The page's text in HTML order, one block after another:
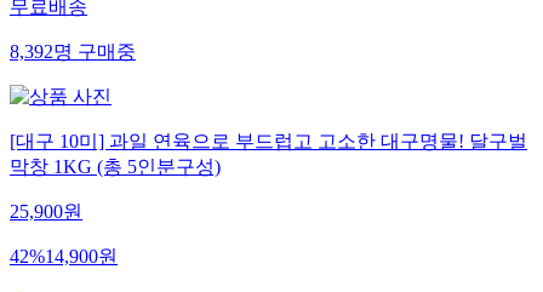
무료배송
8,392명구매중
[대구 10미] 과일 연육으로 부드럽고 고소한 대구명물! 달구벌
막창 1KG (총 5인분구성)
25,900원
42%14,900원